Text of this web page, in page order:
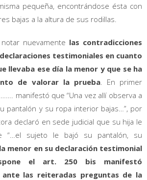
pequeña, encontrándose ésta con
bajas a la altura de sus rodillas.
nuevamente las contradicciones
testimoniales en cuanto
llevaba ese día la menor y que se ha
de valorar la prueba. En primer
manifestó que “Una vez allí observa a
pantalón y su ropa interior bajas…”, por
declaró en sede judicial que su hija le
“…el sujeto le bajó su pantalón, su
la menor en su declaración testimonial
el art. 250 bis manifestó
ante las reiteradas preguntas de la